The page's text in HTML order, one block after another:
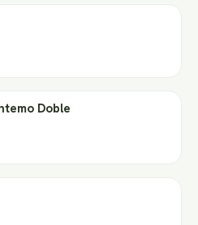
Doble